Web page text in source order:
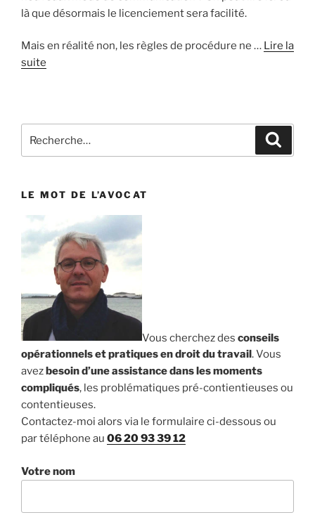
là que désormais le licenciement sera facilité.
Mais en réalité non, les règles de procédure ne … Lire la
suite
pour
LE MOT DE L’AVOCAT
Vous cherchez des conseils
opérationnels et pratiques en droit du travail. Vous
avezbesoin d’une assistance dans les moments
compliqués, les problématiques pré-contientieuses ou
contentieuses.
Contactez-moi alors via le formulaire ci-dessous ou
par téléphone au 06 20 93 39 12
Votre nom